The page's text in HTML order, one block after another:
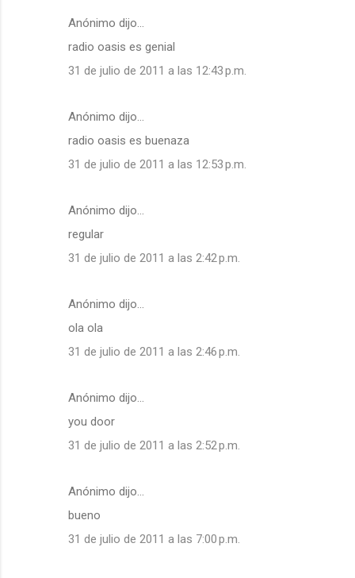
Anónimo dijo…
radio oasis es genial
31 de julio de 2011 a las 12:43 p.m.
Anónimo dijo…
radio oasis es buenaza
31 de julio de 2011 a las 12:53 p.m.
Anónimo dijo…
regular
31 de julio de 2011 a las 2:42 p.m.
Anónimo dijo…
ola ola
31 de julio de 2011 a las 2:46 p.m.
Anónimo dijo…
you door
31 de julio de 2011 a las 2:52 p.m.
Anónimo dijo…
bueno
31 de julio de 2011 a las 7:00 p.m.